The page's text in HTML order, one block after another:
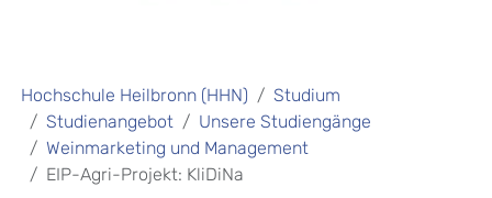
Hochschule Heilbronn (HHN)
Studium
Studienangebot
Unsere Studiengänge
Weinmarketing und Management
EIP-Agri-Projekt: KliDiNa